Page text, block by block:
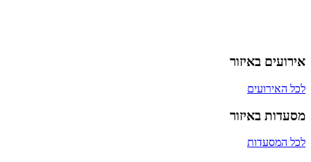
אירועים באיזור
לכל האירועים
מסעדות באיזור
לכל המסעדות